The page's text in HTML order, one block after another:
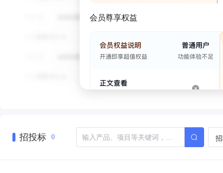
会员尊享权益
招投标 0